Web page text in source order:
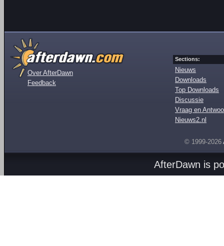
Over AfterDawn
Feedback
Sections:
Nieuws
Downloads
Top Downloads
Discussie
Vraag en
Nieuws2.nl
© 1999-2026
AfterDawn is